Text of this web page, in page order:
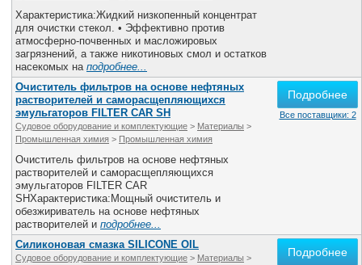
Характеристика:Жидкий низкопенный концентрат
для очистки стекол. • Эффективно против
атмосферно-почвенных и масложировых
загрязнений, а также никотиновых смол и остатков
насекомых на подробнее...
Очиститель фильтров на основе нефтяных
растворителей и саморасщепляющихся
эмульгаторов FILTER CAR SH
Судовое оборудование и комплектующие > Материалы >
Промышленная химия > Промышленная химия
Очиститель фильтров на основе нефтяных
растворителей и саморасщепляющихся
эмульгаторов FILTER CAR
SHХарактеристика:Мощный очиститель и
обезжириватель на основе нефтяных
растворителей и подробнее...
Подробнее
Все поставщики: 2
Силиконовая смазка SILICONE OIL
Судовое оборудование и комплектующие > Материалы >
Подробнее